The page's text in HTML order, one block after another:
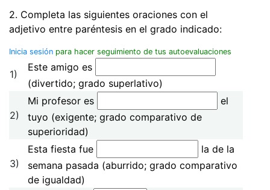
2. Completa las siguientes oraciones con el
adjetivo entre paréntesis en el grado indicado:
Inicia sesión para hacer seguimiento de tus autoevaluaciones
1)
Este amigo es
(divertido; grado superlativo)
2)
Mi profesor es
el
tuyo (exigente; grado comparativo de
superioridad)
3)
Esta fiesta fue
la de la
semana pasada (aburrido; grado comparativo
de igualdad)